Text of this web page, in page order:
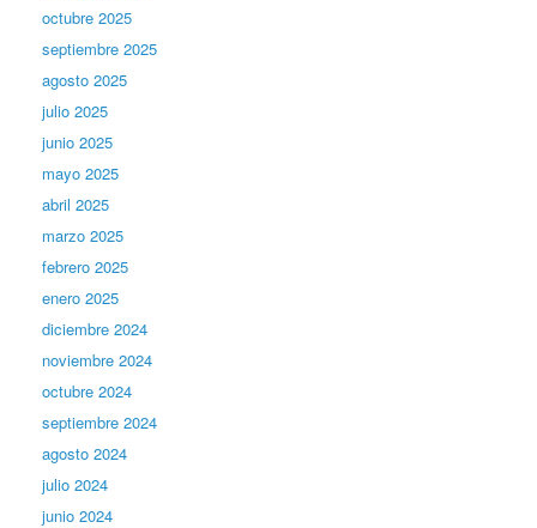
octubre 2025
septiembre 2025
agosto 2025
julio 2025
junio 2025
mayo 2025
abril 2025
marzo 2025
febrero 2025
enero 2025
diciembre 2024
noviembre 2024
octubre 2024
septiembre 2024
agosto 2024
julio 2024
junio 2024